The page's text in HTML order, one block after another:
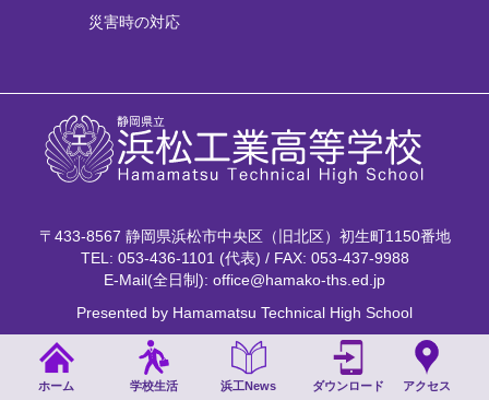
ホーム 学校生活 浜工News ダウンロード アクセス
災害時の対応
〒433-8567 静岡県浜松市中央区（旧北区）初生町1150番地
TEL: 053-436-1101 (代表) / FAX: 053-437-9988
E-Mail(全日制): office@hamako-ths.ed.jp
Presented by Hamamatsu Technical High School